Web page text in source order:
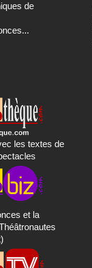
de
les textes de
et la